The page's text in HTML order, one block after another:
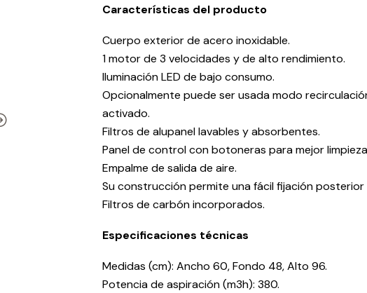
Características del producto
Cuerpo exterior de acero inoxidable.
1 motor de 3 velocidades y de alto rendimiento.
Iluminación LED de bajo consumo.
Opcionalmente puede ser usada modo
activado.
Filtros de alupanel lavables y absorbentes.
Panel de control con botoneras para mejor
Empalme de salida de aire.
Su construcción permite una fácil fijación posterior
Filtros de carbón incorporados.
Especificaciones técnicas
Medidas (cm): Ancho 60, Fondo 48, Alto 96.
Potencia de aspiración (m3h): 380.